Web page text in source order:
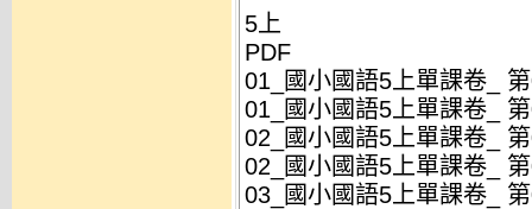
5上
PDF
01_國小國語5上單課卷_
01_國小國語5上單課卷_
02_國小國語5上單課卷_
02_國小國語5上單課卷_
03_國小國語5上單課卷_